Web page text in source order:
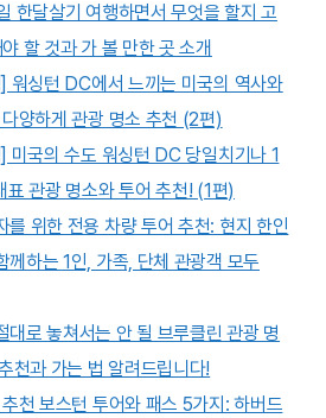
한달살기 여행하면서 무엇을 할지 고
할 것과 가 볼 만한 곳 소개
워싱턴 DC에서 느끼는 미국의 역사와
양하게 관광 명소 추천 (2편)
미국의 수도 워싱턴 DC 당일치기나 1
표 관광 명소와 투어 추천! (1편)
를 위한 전용 차량 투어 추천: 현지 한인
께하는 1인, 가족, 단체 관광객 모두
대로 놓쳐서는 안 될 브루클린 관광 명
천과 가는 법 알려드립니다!
천 보스턴 투어와 패스 5가지: 하버드